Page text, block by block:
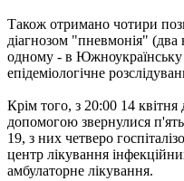
Також отримано чотири
діагнозом "пневмонія"
одному - в Южноукраїнську
епідеміологічне
Крім того, з 20:00 14
допомогою звернулися
19, з них четверо
центр лікування
амбулаторне лікування.